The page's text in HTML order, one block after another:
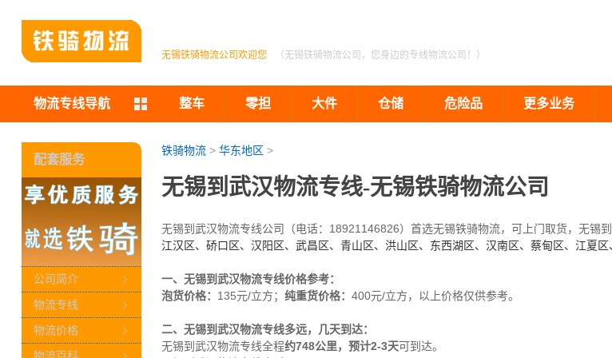
无锡铁骑物流公司欢迎您 （无锡铁骑物流公司，您身边的专线物流公司！）
物流专线导航 整车 零担 大件 仓储 危险品 更多业务
铁骑物流> 华东地区 >
无锡到武汉物流专线-无锡铁骑物流公司
无锡到武汉物流专线公司（电话：18921146826）首选无锡铁骑物流，可上门取货，无锡
江汉区、硚口区、汉阳区、武昌区、青山区、洪山区、东西湖区、汉南区、蔡甸区、江夏区
一、无锡到武汉物流专线价格参考：
泡货价格： 135元/立方； 纯重货价格： 400元/立方，以上价格仅供参考。
二、无锡到武汉物流专线多远，几天到达：
无锡到武汉物流专线全程约748公里，预计2-3天可到达。
配套服务
公司简介
物流专线
物流价格